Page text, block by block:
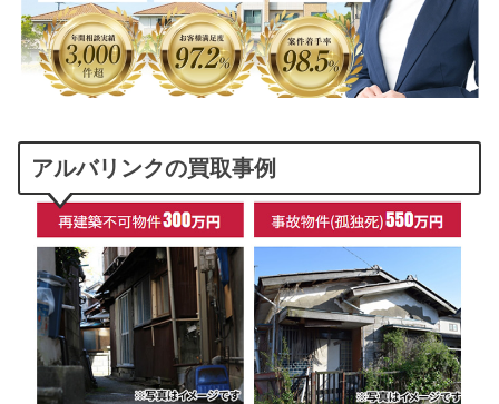
アルバリンクの買取事例